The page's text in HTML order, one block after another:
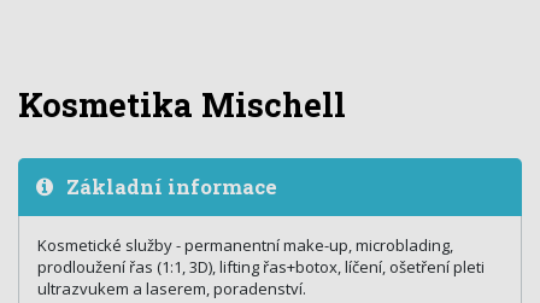
Kosmetika Mischell
Základní informace
Kosmetické služby - permanentní make-up, microblading,
prodloužení řas (1:1, 3D), lifting řas+botox, líčení, ošetření pleti
ultrazvukem a laserem, poradenství.